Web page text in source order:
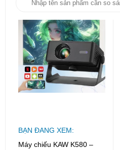
- Cổng kết nối: HDMI / USB / TF
- Nguồn điện: 5V hoặc sử dụng
BẠN ĐANG XEM:
Máy chiếu KAW K580 –